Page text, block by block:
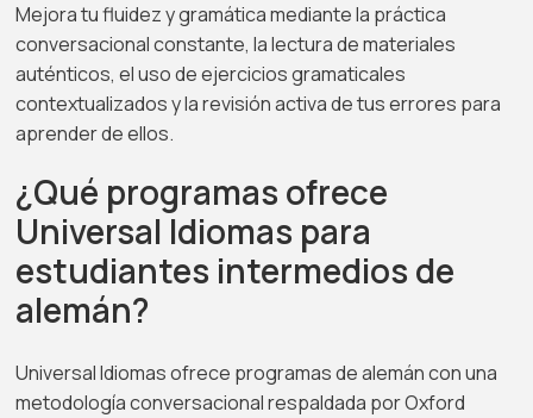
Mejora tu fluidez y gramática mediante la práctica
conversacional constante, la lectura de materiales
auténticos, el uso de ejercicios gramaticales
contextualizados y la revisión activa de tus errores para
aprender de ellos.
¿Qué programas ofrece
Universal Idiomas para
estudiantes intermedios de
alemán?
Universal Idiomas ofrece programas de alemán con una
metodología conversacional respaldada por Oxford